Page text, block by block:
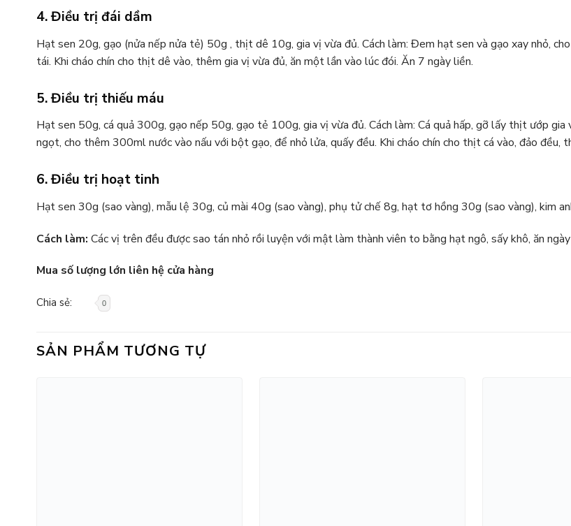
4. Điều trị đái dầm
Hạt sen 20g, gạo (nửa nếp nửa tẻ) 50g , thịt dê 10g, gia vị vừa đủ. Cách làm: Đem hạt sen và gạo xay nhỏ,
tái. Khi cháo chín cho thịt dê vào, thêm gia vị vừa đủ, ăn một lần vào lúc đói. Ăn 7 ngày liền.
5. Điều trị thiếu máu
Hạt sen 50g, cá quả 300g, gạo nếp 50g, gạo tẻ 100g, gia vị vừa đủ. Cách làm: Cá quả hấp, gỡ lấy thịt ướp
ngọt, cho thêm 300ml nước vào nấu với bột gạo, để nhỏ lửa, quấy đều. Khi cháo chín cho thịt cá vào, đảo
6. Điều trị hoạt tinh
Hạt sen 30g (sao vàng), mẫu lệ 30g, củ mài 40g (sao vàng), phụ tử chế 8g, hạt tơ hồng 30g (sao vàng), kim
Cách làm: Các vị trên đều được sao tán nhỏ rồi luyện với mật làm thành viên to bằng hạt ngô, sấy khô, ăn
Mua số lượng lớn liên hệ cửa hàng
Chia sẻ: 0
SẢN PHẨM TƯƠNG TỰ